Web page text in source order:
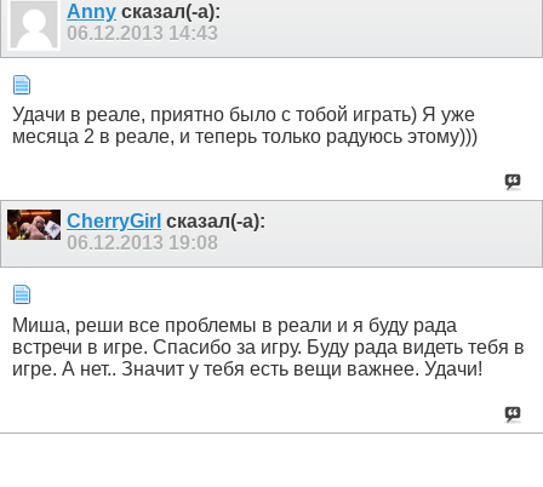
Anny сказал(-а):
06.12.2013 14:43
Удачи в реале, приятно было с тобой играть) Я уже
месяца 2 в реале, и теперь только радуюсь этому)))
CherryGirl сказал(-а):
06.12.2013 19:08
Миша, реши все проблемы в реали и я буду рада
встречи в игре. Спасибо за игру. Буду рада видеть тебя в
игре. А нет.. Значит у тебя есть вещи важнее. Удачи!